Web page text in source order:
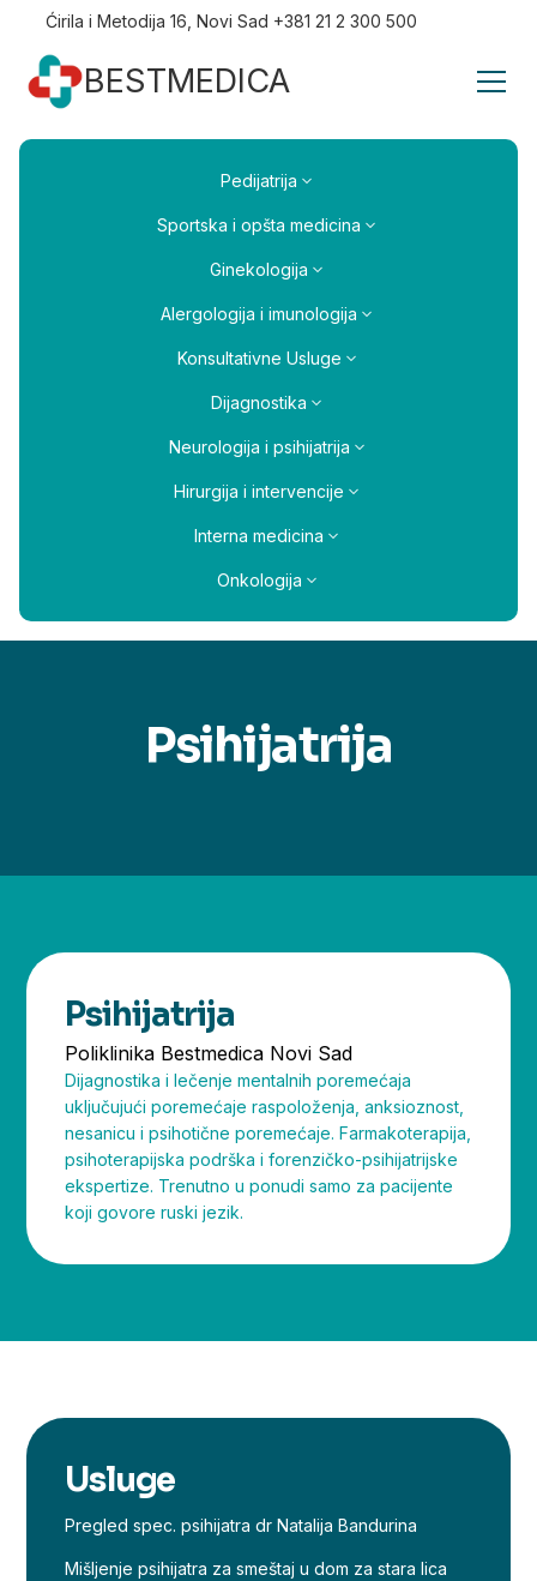
Ćirila i Metodija 16, Novi Sad +381 21 2 300 500
BESTMEDICA
Pedijatrija
Sportska i opšta medicina
Ginekologija
Alergologija i imunologija
Konsultativne Usluge
Dijagnostika
Neurologija i psihijatrija
Hirurgija i intervencije
Interna medicina
Onkologija
Psihijatrija
Psihijatrija
Poliklinika Bestmedica Novi Sad
Dijagnostika i lečenje mentalnih poremećaja
uključujući poremećaje raspoloženja, anksioznost,
nesanicu i psihotične poremećaje. Farmakoterapija,
psihoterapijska podrška i forenzičko-psihijatrijske
ekspertize. Trenutno u ponudi samo za pacijente
koji govore ruski jezik.
Usluge
Pregled spec. psihijatra dr Natalija Bandurina
Mišljenje psihijatra za smeštaj u dom za stara lica